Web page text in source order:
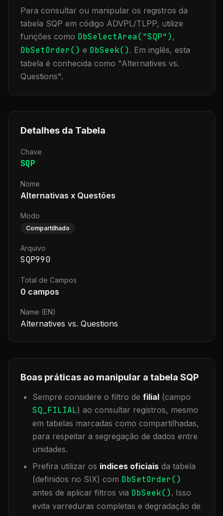
Para consultar ou manipular os registros da
tabela SQP em código ADVPL/TLPP, utilize
funções como DbSelectArea("SQP"),
DbSetOrder() e DbSeek(). Em inglês, esta
tabela é conhecida como "Alternatives vs.
Questions".
Detalhes da Tabela
Chave
SQP
Nome
Alternativas x Questões
Modo
Compartilhado
Arquivo
SQP990
Total de Campos
0 campos
Name (EN)
Alternatives vs. Questions
Boas práticas ao manipular a tabela SQP
Sempre considere o filtro de filial (campo
SQ_FILIAL) ao consultar registros, mesmo
em tabelas marcadas como compartilhadas,
para respeitar a segregação de dados entre
unidades.
Prefira utilizar os índices oficiais da tabela
(definidos no SIX) com DbSetOrder()
antes de aplicar filtros via DbSeek(). Isso
evita varreduras completas e degradação de